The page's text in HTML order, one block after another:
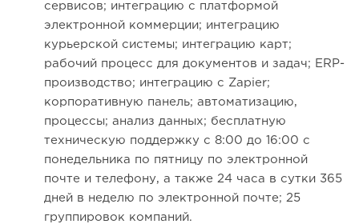
сервисов; интеграцию с платформой
электронной коммерции; интеграцию
курьерской системы; интеграцию карт;
рабочий процесс для документов и задач; ERP-
производство; интеграцию с Zapier;
корпоративную панель; автоматизацию,
процессы; анализ данных; бесплатную
техническую поддержку с 8:00 до 16:00 с
понедельника по пятницу по электронной
почте и телефону, а также 24 часа в сутки 365
дней в неделю по электронной почте; 25
группировок компаний.